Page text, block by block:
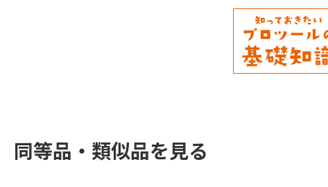
同等品・類似品を見る